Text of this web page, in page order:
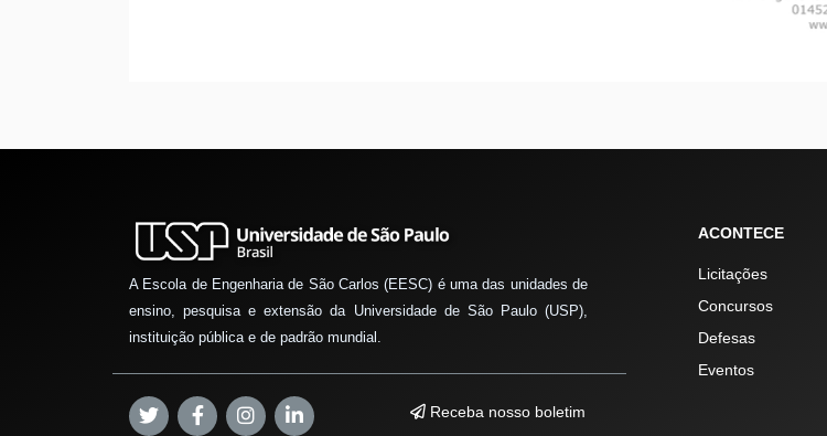
A Escola de Engenharia de São Carlos (EESC) é uma das unidades de
ensino, pesquisa e extensão da Universidade de São Paulo (USP),
instituição pública e de padrão mundial.
Receba nosso boletim
ACONTECE
Licitações
Concursos
Defesas
Eventos